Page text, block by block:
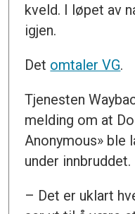
kveld. I løpet av
igjen.
Det omtaler VG.
Tjenesten
melding om at
Anonymous» ble
under innbruddet.
– Det er uklart